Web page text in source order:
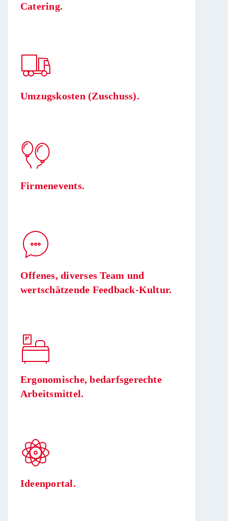
Catering.
Umzugskosten (Zuschuss).
Firmenevents.
Offenes, diverses Team und
wertschätzende Feedback-Kultur.
Ergonomische, bedarfsgerechte
Arbeitsmittel.
Ideenportal.